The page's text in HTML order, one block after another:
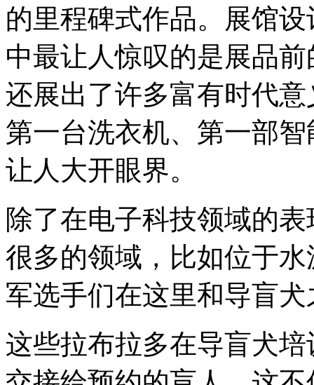
的里程碑式作品。展馆
中最让人惊叹的是展品
还展出了许多富有时代
第一台洗衣机、第一部
让人大开眼界。
除了在电子科技领域的
很多的领域，比如位于
军选手们在这里和导盲
这些拉布拉多在导盲犬